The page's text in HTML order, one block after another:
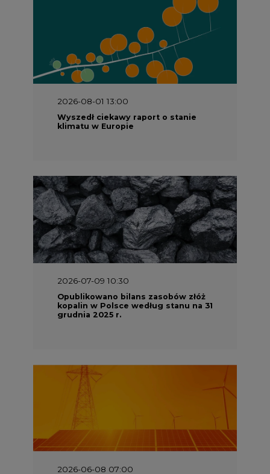
2026-08-01 13:00
Wyszedł ciekawy raport o stanie
klimatu w Europie
2026-07-09 10:30
Opublikowano bilans zasobów złóż
kopalin w Polsce według stanu na 31
grudnia 2025 r.
2026-06-08 07:00